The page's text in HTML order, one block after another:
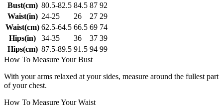
Bust(cm) 80.5-82.5 84.5 87 92
Waist(in) 24-25 26 27 29
Waist(cm) 62.5-64.5 66.5 69 74
Hips(in)
34-35 36 37 39
Hips(cm) 87.5-89.5 91.5 94 99
How To Measure Your Bust
With your arms relaxed at your sides, measure around the fullest part
of your chest.
How To Measure Your Waist